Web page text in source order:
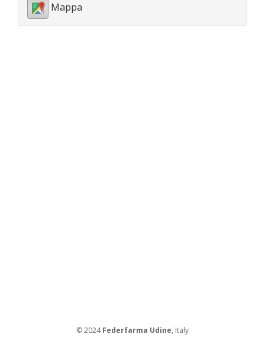
Mappa
© 2024Federfarma Udine, Italy